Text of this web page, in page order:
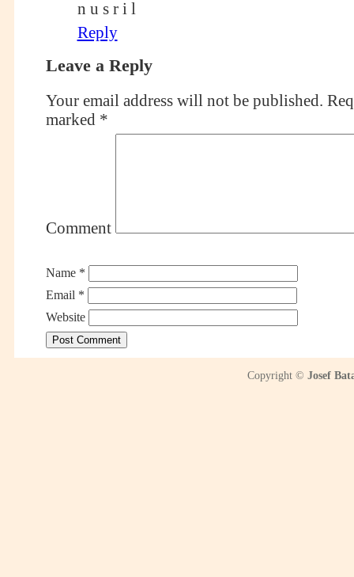
n u s r i l
Reply
Leave a Reply
Your email address will not be published.
marked *
Comment
Name *
Email *
Website
Copyright © Josef